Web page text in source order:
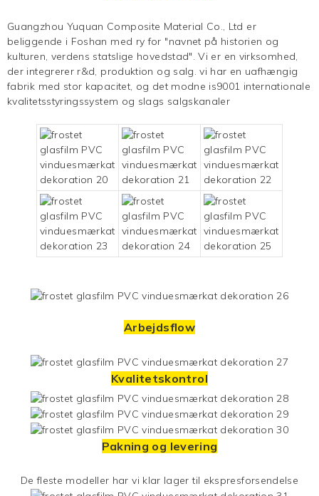
Guangzhou Yuquan Composite Material Co., Ltd er
beliggende i Foshan med ry for "navnet på historien og
kulturen, verdens statslige hovedstad". Vi er en virksomhed,
der integrerer r&d, produktion og salg. vi har en uafhængig
fabrik med stor kapacitet, og det modne is9001 internationale
kvalitetsstyringssystem og slags salgskanaler
Arbejdsflow
Kvalitetskontrol
Pakning og levering
De fleste modeller har vi klar lager til ekspresforsendelse